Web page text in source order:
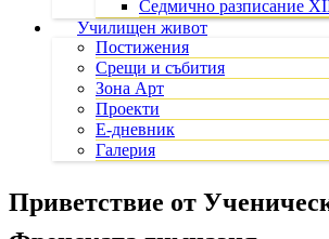
Седмично разписание
Училищен живот
Постижения
Срещи и събития
Зона Арт
Проекти
Е-дневник
Галерия
Приветствие от